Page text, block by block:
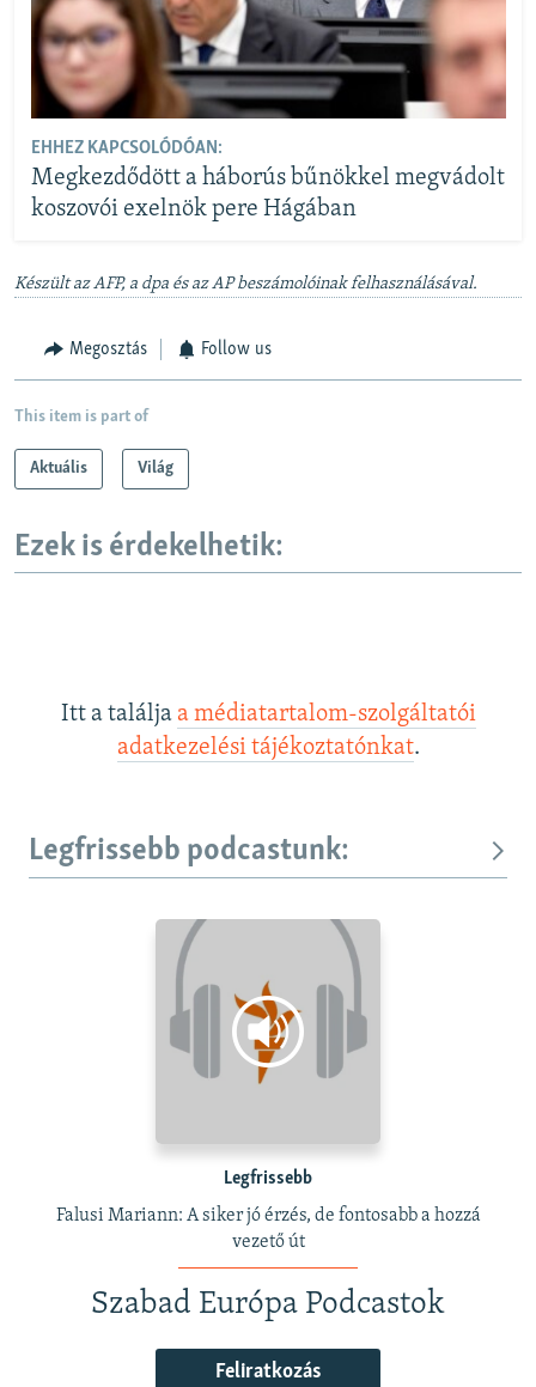
EHHEZ KAPCSOLÓDÓAN:
Megkezdődött a háborús bűnökkel megvádolt
koszovói exelnök pere Hágában
Készült az AFP, a dpa és az AP beszámolóinak felhasználásával.
Megosztás Follow us
This item is part of
Aktuális Világ
Ezek is érdekelhetik:
Itt a találja a médiatartalom-szolgáltatói
adatkezelési tájékoztatónkat.
Legfrissebb podcastunk:
Legfrissebb
Falusi Mariann: A siker jó érzés, de fontosabb a hozzá
vezető út
Szabad Európa Podcastok
Feliratkozás